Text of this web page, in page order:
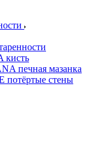
кисть
печная мазанка
потёртые стены